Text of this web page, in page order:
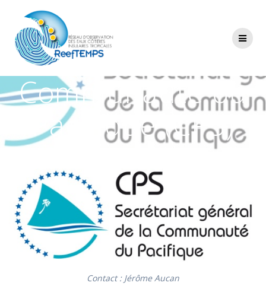
Communauté du
Pacifique (CPS)
Contact : Jérôme Aucan